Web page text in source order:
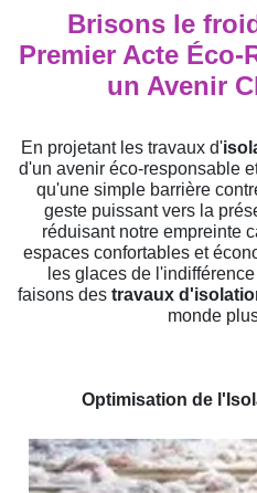
Brisons le
Premier Acte
un Avenir
En projetant les travaux d'
d'un avenir éco-responsable
qu'une simple barrière
geste puissant vers la
réduisant notre empreinte
espaces confortables et
les glaces de
faisons des travaux
monde
Optimisation de